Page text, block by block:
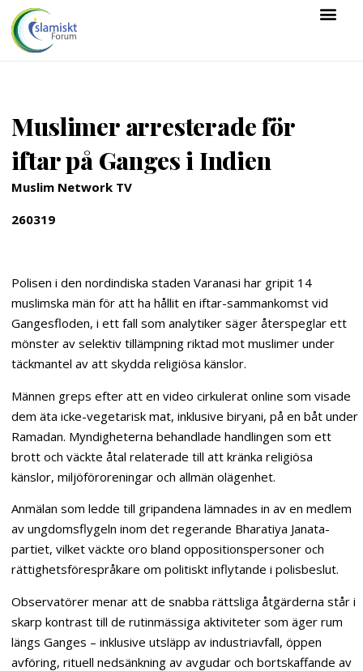
Muslimer arresterade för
iftar på Ganges i Indien
Muslim Network TV
260319
Polisen i den nordindiska staden Varanasi har gripit 14
muslimska män för att ha hållit en iftar-sammankomst vid
Gangesfloden, i ett fall som analytiker säger återspeglar ett
mönster av selektiv tillämpning riktad mot muslimer under
täckmantel av att skydda religiösa känslor.
Männen greps efter att en video cirkulerat online som visade
dem äta icke-vegetarisk mat, inklusive biryani, på en båt under
Ramadan. Myndigheterna behandlade handlingen som ett
brott och väckte åtal relaterade till att kränka religiösa
känslor, miljöföroreningar och allmän olägenhet.
Anmälan som ledde till gripandena lämnades in av en medlem
av ungdomsflygeln inom det regerande Bharatiya Janata-
partiet, vilket väckte oro bland oppositionspersoner och
rättighetsförespråkare om politiskt inflytande i polisbeslut.
Observatörer menar att de snabba rättsliga åtgärderna står i
skarp kontrast till de rutinmässiga aktiviteter som äger rum
längs Ganges – inklusive utsläpp av industriavfall, öppen
avföring, rituell nedsänkning av avgudar och bortskaffande av